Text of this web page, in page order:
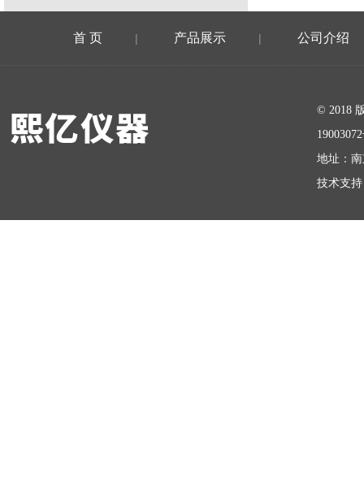
首 页 | 产品展示 | 公司介绍
© 2018
地址：
技术支